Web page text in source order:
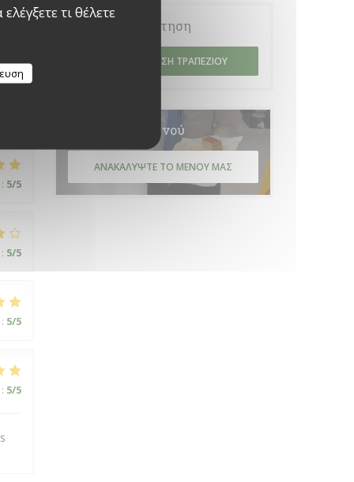
τι θέλετε
:4/5
: 5/5
: 5/5
: 5/5
: 5/5
Κράτηση
ΚΆΝΤΕ ΚΡΆΤΗΣΗ ΤΡΑΠΕΖΙΟΎ
Μενού
ΑΝΑΚΑΛΎΨΤΕ ΤΟ ΜΕΝΟΎ ΜΑΣ